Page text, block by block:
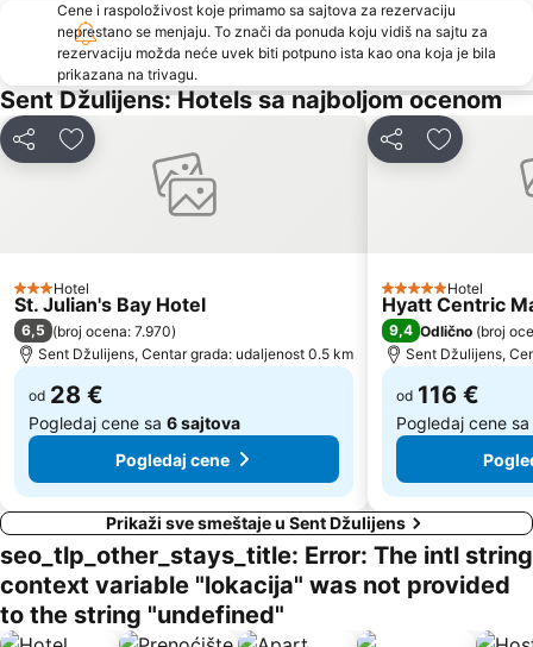
Cene i raspoloživost koje primamo sa sajtova za rezervaciju
neprestano se menjaju. To znači da ponuda koju vidiš na sajtu za
rezervaciju možda neće uvek biti potpuno ista kao ona koja je bila
prikazana na trivagu.
Sent Džulijens: Hotels sa najboljom ocenom
Deli Dodati u favorite
3 Zvezdice
Hotel
St. Julian's Bay Hotel
6,5 (broj ocena: 7.970)
Sent Džulijens, Centar grada: udaljenost 0.5 km
od 28 €
Pogledaj cene sa 6 sajtova
Pogledaj cene
Deli Dodati u
5 Zvezdice
Hotel
Hyatt Centric
9,4 Odlično (broj
Sent Džulijens,
od 116 €
Pogledaj cene sa
Prikaži sve smeštaje u Sent Džulijens
seo_tlp_other_stays_title: Error: The intl string
context variable "lokacija" was not provided
to the string "undefined"